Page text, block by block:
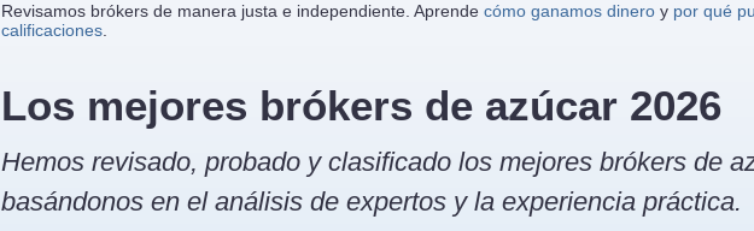
Revisamos brókers de manera justa e independiente. Aprende cómo ganamos dinero y por qué
calificaciones
Los mejores brókers de azúcar 2026
Hemos revisado, probado y clasificado los mejores brókers de
basándonos en el análisis de expertos y la experiencia práctica.